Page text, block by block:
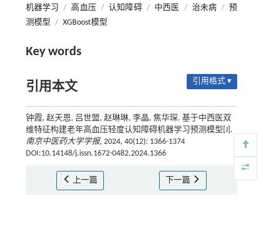
机器学习 / 高血压 / 认知障碍 / 中西医 / 治未病 / 预
测模型 / XGBoost模型
Key words
引用本文 引用格式 ▾
钟霞, 赵天恩, 吕世盟, 赵琳琳, 李晶, 焦华琛. 基于中西医双
维特征构建老年高血压轻度认知障碍机器学习预测模型[J].
南京中医药大学学报, 2024, 40(12): 1366-1374
DOI:10.14148/j.issn.1672-0482.2024.1366
上一篇 下一篇